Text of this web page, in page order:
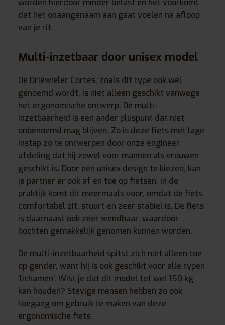
worden hierdoor minder belast en het voorkomt
dat het onaangenaam aan gaat voelen na afloop
van je rit.
Multi-inzetbaar door unisex model
De Driewieler Cortes, zoals dit type ook wel
genoemd wordt, is niet alleen geschikt vanwege
het ergonomische ontwerp. De multi-
inzetbaarheid is een ander pluspunt dat niet
onbenoemd mag blijven. Zo is deze fiets met lage
instap zo te ontwerpen door onze engineer
afdeling dat hij zowel voor mannen als vrouwen
geschikt is. Door een unisex design te kiezen, kan
je partner er ook af en toe op fietsen. In de
praktijk komt dit meermaals voor, omdat de fiets
comfortabel zit, stuurt en zeer stabiel is. De fiets
is daarnaast ook zeer wendbaar, waardoor
bochten gemakkelijk genomen kunnen worden.
De multi-inzetbaarheid spitst zich niet alleen toe
op gender, want hij is ook geschikt voor alle typen
‘lichamen’. Wist je dat dit model tot wel 150 kg
kan houden? Stevige mensen hebben zo ook
toegang om gebruik te maken van deze
ergonomische fiets.